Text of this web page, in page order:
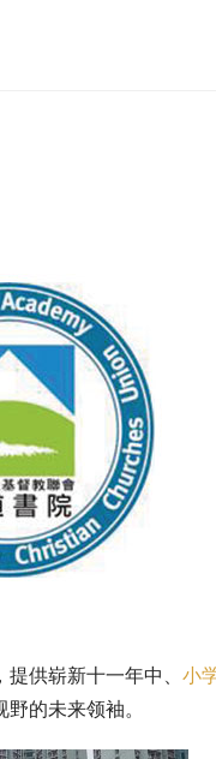
供崭新十一年中、 小
的未来领袖。